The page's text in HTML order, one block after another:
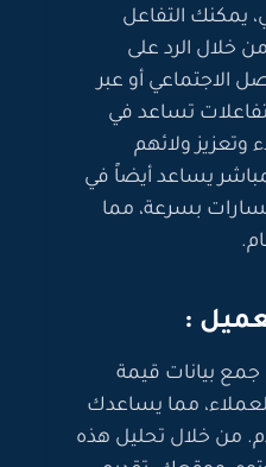
يمكنك التفاعل
خلال الرد على
الاجتماعي أو عبر
تساعد في
وتعزيز ولائهم
يساعد أيضاً في
بسرعة، مما
جمع بيانات قيمة
مما يساعدك
من خلال تحليل هذه